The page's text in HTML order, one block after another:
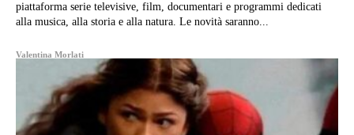
piattaforma serie televisive, film, documentari e programmi dedicati
alla musica, alla storia e alla natura. Le novità saranno...
Valentina Morlati